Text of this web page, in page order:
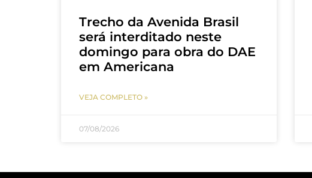
Trecho da Avenida Brasil
será interditado neste
domingo para obra do DAE
em Americana
VEJA COMPLETO »
07/08/2026